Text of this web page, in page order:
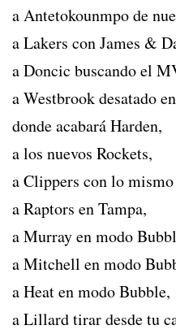
a Antetokounmpo de
a Lakers con James &
a Doncic buscando el
a Westbrook desatado
donde acabará Harden,
a los nuevos Rockets,
a Clippers con lo
a Raptors en Tampa,
a Murray en modo
a Mitchell en modo
a Heat en modo Bubble,
a Lillard tirar desde tu